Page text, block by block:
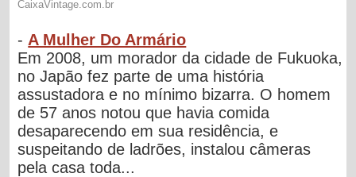
- A Mulher Do Armário
Em 2008, um morador da cidade de Fukuoka,
no Japão fez parte de uma história
assustadora e no mínimo bizarra. O homem
de 57 anos notou que havia comida
desaparecendo em sua residência, e
suspeitando de ladrões, instalou câmeras
pela casa toda...